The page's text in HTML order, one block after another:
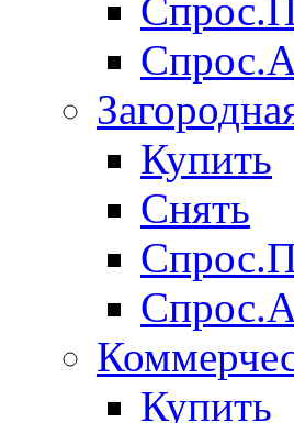
Купить
Снять
Купить